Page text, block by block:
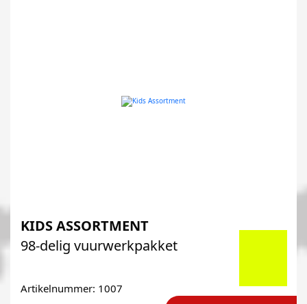
KIDS ASSORTMENT
98-delig vuurwerkpakket
Artikelnummer: 1007